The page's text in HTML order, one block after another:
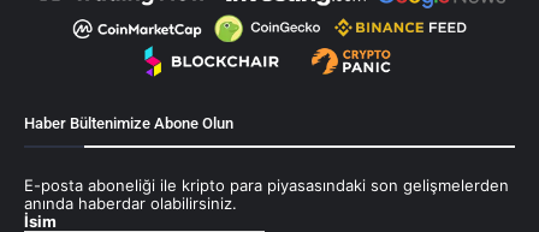
Haber Bültenimize Abone Olun
E-posta aboneliği ile kripto para piyasasındaki son gelişmelerden
anında haberdar olabilirsiniz.
İsim